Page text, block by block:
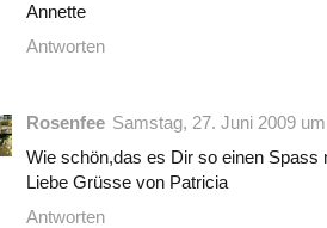
Annette
Antworten
Rosenfee Samstag, 27. Juni 2009
Wie schön,das es Dir so einen Spass
Liebe Grüsse von Patricia
Antworten